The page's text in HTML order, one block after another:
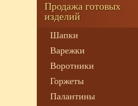
Продажа готовых
изделий
Шапки
Варежки
Воротники
Горжеты
Палантины